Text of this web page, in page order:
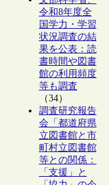
令和8年度全
国学力・学習
状況調査の結
果を公表：読
書時間や図書
館の利用頻度
等も調査
（34）
調査研究報告
会「都道府県
立図書館と市
町村立図書館
等との関係：
「支援」と